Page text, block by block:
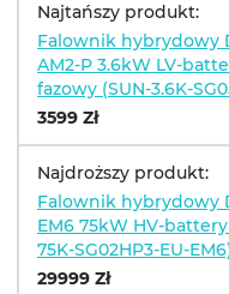
Najtańszy produkt:
Falownik hybrydowy
AM2-P 3.6kW LV-
fazowy (SUN-3.6K-
3599 Zł
Najdroższy produkt:
Falownik hybrydowy
EM6 75kW HV-
75K-SG02HP3-EU-
29999 Zł